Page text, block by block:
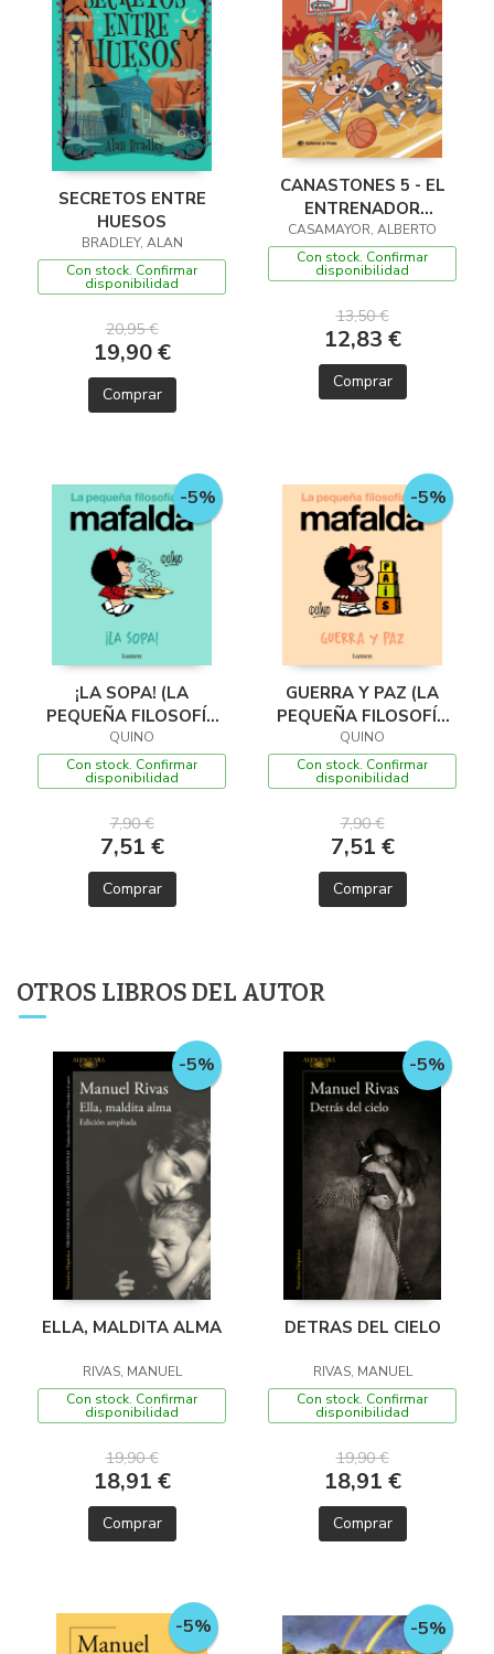
SECRETOS ENTRE
HUESOS
BRADLEY, ALAN
Con stock. Confirmar
disponibilidad
20,95 €
19,90 €
Comprar
CANASTONES 5 - EL
ENTRENADOR
CHIFLADO
CASAMAYOR, ALBERTO
Con stock. Confirmar
disponibilidad
13,50 €
12,83 €
Comprar
-5%
¡LA SOPA! (LA
PEQUEÑA FILOSOFÍA
DE MAFALDA)
QUINO
Con stock. Confirmar
disponibilidad
7,90 €
7,51 €
Comprar
-5%
GUERRA Y PAZ (LA
PEQUEÑA FILOSOFÍA
DE MAFALDA)
QUINO
Con stock. Confirmar
disponibilidad
7,90 €
7,51 €
Comprar
OTROS LIBROS DEL AUTOR
-5%
ELLA, MALDITA ALMA
RIVAS, MANUEL
Con stock. Confirmar
disponibilidad
19,90 €
18,91 €
Comprar
-5%
DETRAS DEL CIELO
RIVAS, MANUEL
Con stock. Confirmar
disponibilidad
19,90 €
18,91 €
Comprar
-5% -5%